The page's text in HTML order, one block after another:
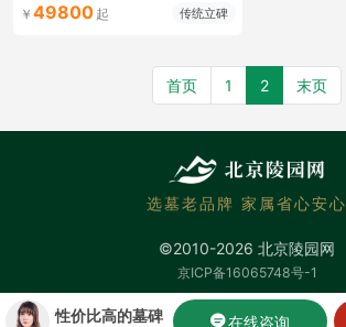
49800 传统立碑
首页 1 2 末页
性价比高的墓碑 在线咨询
选墓老品牌 家属省心安心
©2010-2026 北京陵园网
京ICP备16065748号-1